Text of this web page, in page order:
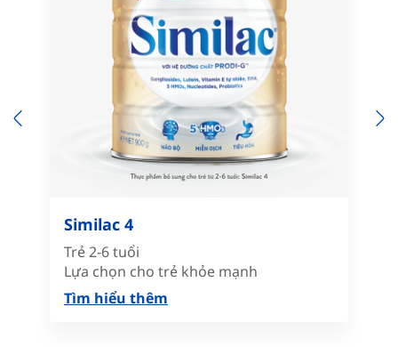
Similac 4
Trẻ 2-6 tuổi
Lựa chọn cho trẻ khỏe mạnh
Tìm hiểu thêm